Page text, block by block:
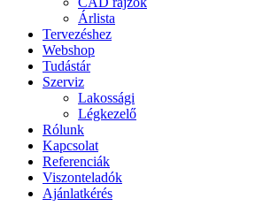
Árlista
Tervezéshez
Webshop
Tudástár
Szerviz
Lakossági
Légkezelő
Rólunk
Kapcsolat
Referenciák
Viszonteladók
Ajánlatkérés